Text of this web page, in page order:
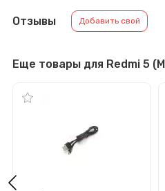
Отзывы Добавить свой
Еще товары для Redmi 5